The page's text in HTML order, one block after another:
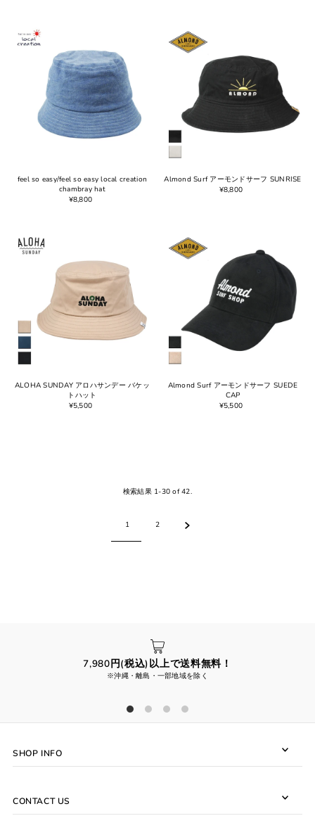
feel so easy/feel so easy local creation
chambray hat
¥8,800
Almond Surf アーモンドサーフ SUNRISE
¥8,800
ALOHA SUNDAY アロハサンデー バケッ
トハット
¥5,500
Almond Surf アーモンドサーフ SUEDE
CAP
¥5,500
検索結果 1-30 of 42.
1 2
7,980円(税込)以上で送料無料！
※沖縄・離島・一部地域を除く
SHOP INFO
CONTACT US